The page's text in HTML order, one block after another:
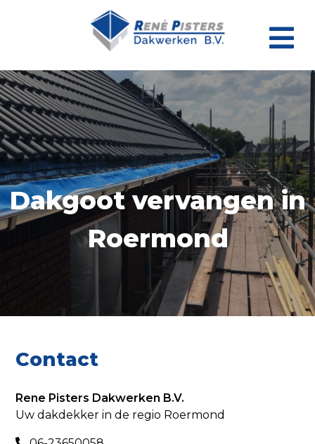
Dakgoot vervangen in
Roermond
Contact
Rene Pisters Dakwerken B.V.
Uw dakdekker in de regio Roermond